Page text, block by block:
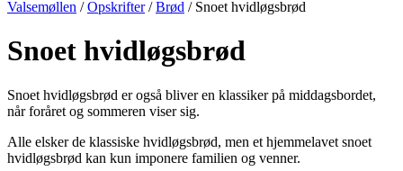
Valsemøllen /Opskrifter/Brød / Snoet hvidløgsbrød
Snoet hvidløgsbrød
Snoet hvidløgsbrød er også bliver en klassiker på middagsbordet,
når foråret og sommeren viser sig.
Alle elsker de klassiske hvidløgsbrød, men et hjemmelavet snoet
hvidløgsbrød kan kun imponere familien og venner.